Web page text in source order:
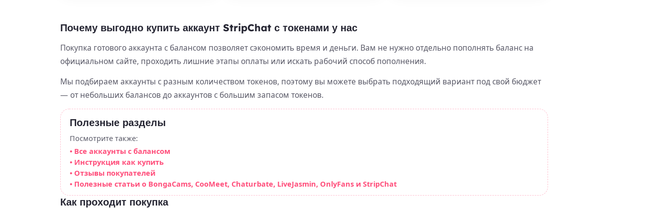
Почему выгодно купить аккаунт StripChat с токенами у нас
Покупка готового аккаунта с балансом позволяет сэкономить время и деньги. Вам не нужно отдельно пополнять баланс на
официальном сайте, проходить лишние этапы оплаты или искать рабочий способ пополнения.
Мы подбираем аккаунты с разным количеством токенов, поэтому вы можете выбрать подходящий вариант под свой бюджет
— от небольших балансов до аккаунтов с большим запасом токенов.
Полезные разделы
Посмотрите также:
• Все аккаунты с балансом
• Инструкция как купить
• Отзывы покупателей
• Полезные статьи о BongaCams, CooMeet, Chaturbate, LiveJasmin, OnlyFans и StripChat
Как проходит покупка